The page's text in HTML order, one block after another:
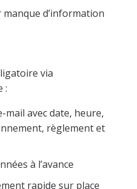
d’information
via
:
mail avec date, heure,
règlement et
à l’avance
rapide sur place